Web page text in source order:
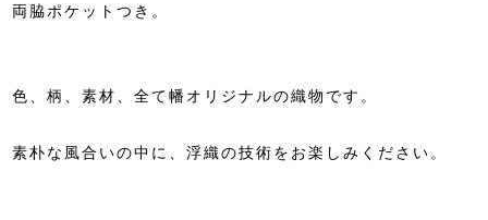
両脇ポケットつき。
色、柄、素材、全て幡オリジナルの織物です。
素朴な風合いの中に、浮織の技術をお楽しみください。